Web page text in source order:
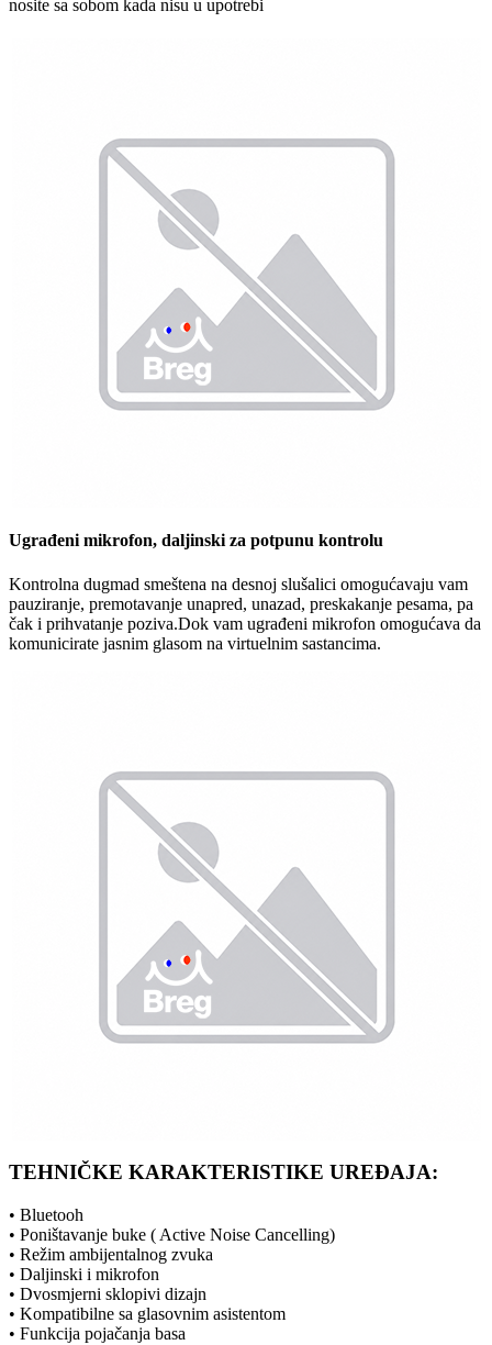
nosite sa sobom kada nisu u upotrebi
Ugrađeni mikrofon, daljinski za potpunu kontrolu
Kontrolna dugmad smeštena na desnoj slušalici omogućavaju vam
pauziranje, premotavanje unapred, unazad, preskakanje pesama, pa
čak i prihvatanje poziva.Dok vam ugrađeni mikrofon omogućava da
komunicirate jasnim glasom na virtuelnim sastancima.
TEHNIČKE KARAKTERISTIKE UREĐAJA:
• Bluetooh
• Poništavanje buke ( Active Noise Cancelling)
• Režim ambijentalnog zvuka
• Daljinski i mikrofon
• Dvosmjerni sklopivi dizajn
• Kompatibilne sa glasovnim asistentom
• Funkcija pojačanja basa